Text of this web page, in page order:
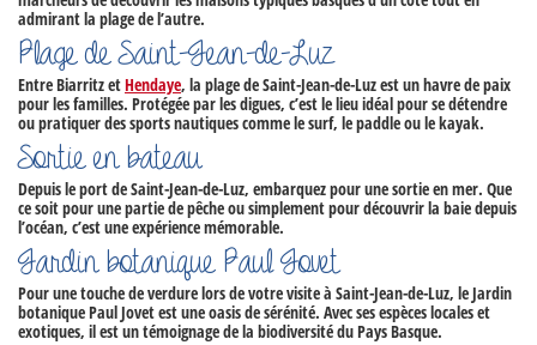
admirant la plage de l’autre.
Plage de Saint-Jean-de-Luz
Entre Biarritz etHendaye, la plage de Saint-Jean-de-Luzest un havre de paix
pour les familles. Protégée par les digues, c’est le lieu idéal pour se détendre
ou pratiquer des sports nautiques comme le surf, le paddle ou le kayak.
Sortie en bateau
Depuis leport de Saint-Jean-de-Luz, embarquez pour une sortie en mer. Que
ce soit pour une partie de pêche ou simplement pour découvrir la baie depuis
l’océan, c’est une expérience mémorable.
Jardin botanique Paul Jovet
Pour une touche de verdure lors de votrevisite à Saint-Jean-de-Luz, leJardin
botanique Paul Jovetest une oasis de sérénité. Avec ses espèces locales et
exotiques, il est un témoignage de la biodiversité du Pays Basque.